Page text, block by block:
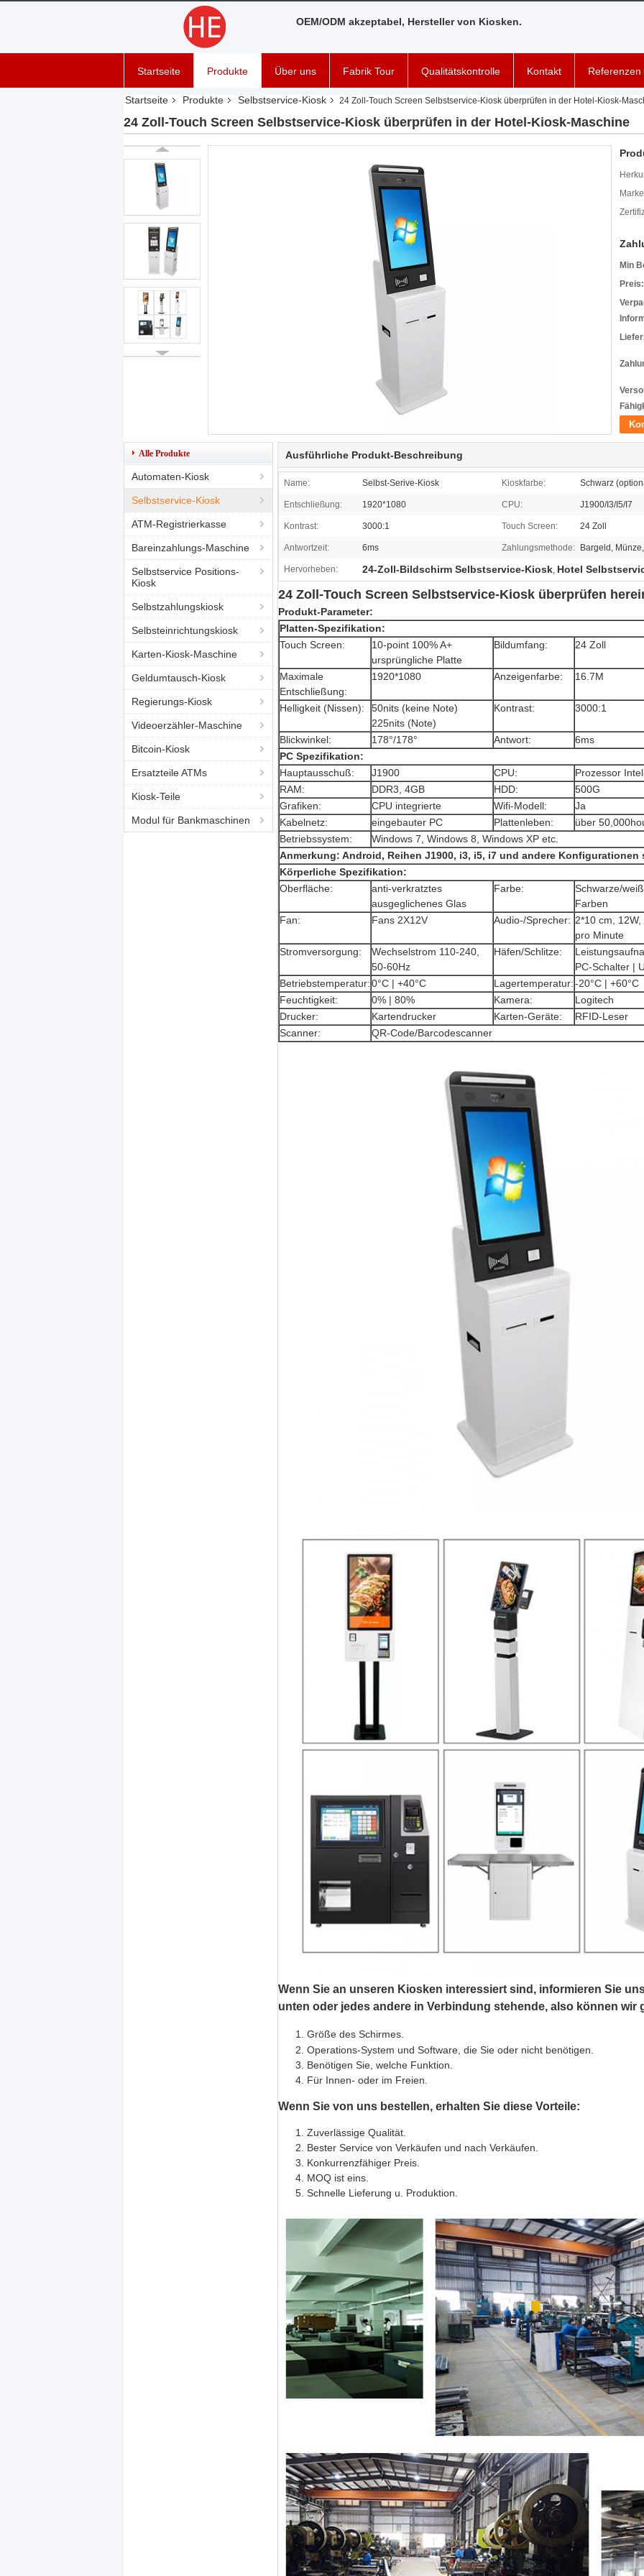
OEM/ODM akzeptabel, Hersteller von Kiosken.
Startseite Produkte Über uns Fabrik Tour Qualitätskontrolle Kontakt Referenzen
Startseite Produkte Selbstservice-Kiosk 24 Zoll-Touch Screen Selbstservice-Kiosk überprüfen in der Hotel-Kiosk-
24 Zoll-Touch Screen Selbstservice-Kiosk überprüfen in der Hotel-Kiosk-Maschine
Min
Preis:
Alle Produkte
Automaten-Kiosk
Selbstservice-Kiosk
ATM-Registrierkasse
Bareinzahlungs-Maschine
Selbstservice Positions-
Kiosk
Selbstzahlungskiosk
Selbsteinrichtungskiosk
Karten-Kiosk-Maschine
Geldumtausch-Kiosk
Regierungs-Kiosk
Videoerzähler-Maschine
Bitcoin-Kiosk
Ersatzteile ATMs
Kiosk-Teile
Modul für Bankmaschinen
Ausführliche Produkt-Beschreibung
Name: Selbst-Serive-Kiosk Kioskfarbe: Schwarz
Entschließung: 1920*1080 CPU: J1900/I3/I5/I7
Kontrast: 3000:1 Touch Screen: 24 Zoll
Antwortzeit: 6ms Zahlungsmethode: Bargeld,
Hervorheben: 24-Zoll-Bildschirm Selbstservice-Kiosk, Hotel
24 Zoll-Touch Screen Selbstservice-Kiosk überprüfen
Produkt-Parameter:
Platten-Spezifikation:
Touch Screen:
10-point 100% A+
ursprüngliche Platte
Bildumfang: 24 Zoll
Maximale
Entschließung:
1920*1080 Anzeigenfarbe: 16.7M
Helligkeit (Nissen):
50nits (keine Note)
225nits (Note)
Kontrast: 3000:1
Blickwinkel: 178°/178° Antwort:
6ms
PC Spezifikation:
Hauptausschuß:
J1900 CPU:
Prozessor
RAM:
DDR3, 4GB HDD:
500G
Grafiken:
CPU integrierte Wifi-Modell:
Ja
Kabelnetz:
eingebauter PC Plattenleben:
über
Betriebssystem:
Windows 7, Windows 8, Windows XP etc.
Anmerkung: Android, Reihen J1900, i3, i5, i7 und andere Konfigurationen
Körperliche Spezifikation:
Oberfläche:
anti-verkratztes
ausgeglichenes Glas
Farbe:
Schwarze/
Farben
Fan:
Fans 2X12V Audio-/Sprecher: 2*10 cm,
pro Minute
Stromversorgung:
Wechselstrom 110-240,
50-60Hz
Häfen/Schlitze:
PC-Schalter |
Betriebstemperatur:0°C | +40°C Lagertemperatur:-20°C | +60°C
Feuchtigkeit:
0% | 80% Kamera:
Logitech
Drucker:
Kartendrucker Karten-Geräte:
RFID-Leser
Scanner:
QR-Code/Barcodescanner
Wenn Sie an unseren Kiosken interessiert sind, informieren Sie
unten oder jedes andere in Verbindung stehende, also können wir
Größe des Schirmes.
Operations-System und Software, die Sie oder nicht benötigen.
Benötigen Sie, welche Funktion.
Für Innen- oder im Freien.
Wenn Sie von uns bestellen, erhalten Sie diese Vorteile:
Zuverlässige Qualität.
Bester Service von Verkäufen und nach Verkäufen.
Konkurrenzfähiger Preis.
MOQ ist eins.
Schnelle Lieferung u. Produktion.